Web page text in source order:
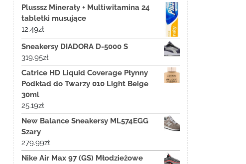
Plusssz Minerały + Multiwitamina 24
tabletki musujące
12.49zł
Sneakersy DIADORA D-5000 S
319.95zł
Catrice HD Liquid Coverage Płynny
Podkład do Twarzy 010 Light Beige
30ml
25.19zł
New Balance Sneakersy ML574EGG
Szary
279.99zł
Nike Air Max 97 (GS) Młodzieżowe